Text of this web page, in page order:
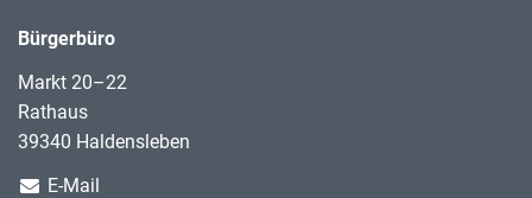
Bürgerbüro
Markt 20–22
Rathaus
39340 Haldensleben
E-Mail